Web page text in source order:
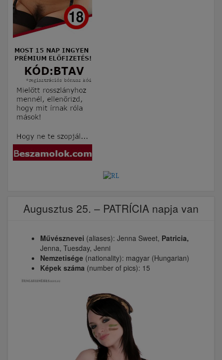
Augusztus 25. – PATRÍCIA napja van
Művésznevei (aliases): Jenna Sweet, Patricia,
Jenna, Tuesday, Jenni
Nemzetisége (nationality): magyar (Hungarian)
Képek száma (number of pics): 15